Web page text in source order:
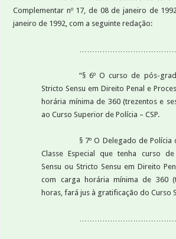
Complementar nº 17, de 08 de janeiro de
janeiro de 1992, com a seguinte redação:
“§ 6º O curso de pós-
Stricto Sensu em Direito Penal e
horária mínima de 360 (trezentos e
ao Curso Superior de Polícia – CSP.
§ 7º O Delegado de
Classe Especial que tenha curso
Sensu ou Stricto Sensu em Direito
com carga horária mínima de 360
horas, fará jus à gratificação do Curso